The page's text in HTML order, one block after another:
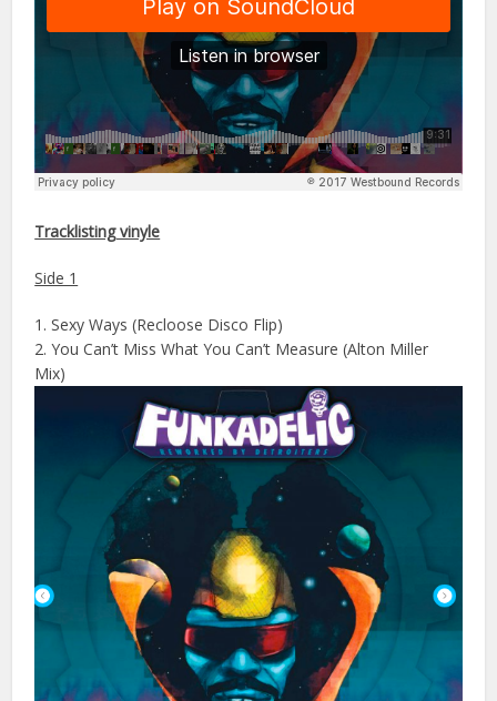
Tracklisting vinyle
Side 1
1. Sexy Ways (Recloose Disco Flip)
2. You Can’t Miss What You Can’t Measure (Alton Miller
Mix)